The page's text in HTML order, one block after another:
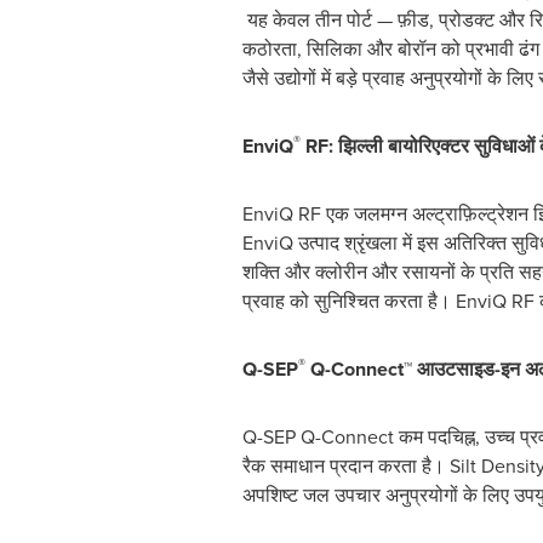
यह केवल तीन पोर्ट — फ़ीड, प्रोडक्ट और
कठोरता, सिलिका और बोरॉन को प्रभावी
जैसे उद्योगों में बड़े प्रवाह अनुप्रयोगों के
EnviQ®RF:झिल्लीबायोरिएक्टरसुविधाओं
EnviQ RF एक जलमग्न अल्ट्राफ़ि‍ल्ट्रेशन
EnviQ उत्पाद श्रृंखला में इस अतिरिक्त
शक्ति और क्लोरीन और रसायनों के प्रति
प्रवाह को सुनिश्चित करता है। EnviQ
Q-SEP®Q-Connect™आउटसाइड-इन
Q-SEP Q-Connect कम पदचिह्न, उच्च
रैक समाधान प्रदान करता है। Silt
अपशिष्ट जल उपचार अनुप्रयोगों के लिए